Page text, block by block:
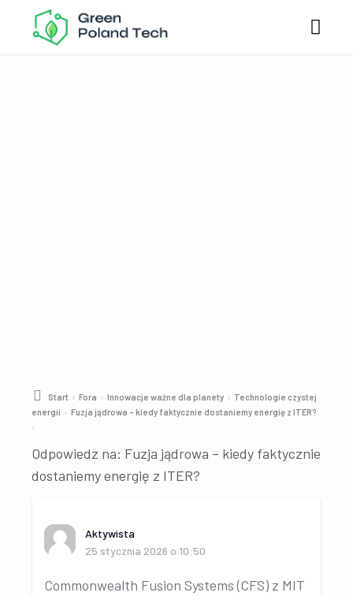
Start › Fora › Innowacje ważne dla planety › Technologie czystej
energii › Fuzja jądrowa – kiedy faktycznie dostaniemy energię z ITER?
›
Odpowiedz na: Fuzja jądrowa – kiedy faktycznie
dostaniemy energię z ITER?
Aktywista
25 stycznia 2026 o 10:50
Commonwealth Fusion Systems (CFS) z MIT